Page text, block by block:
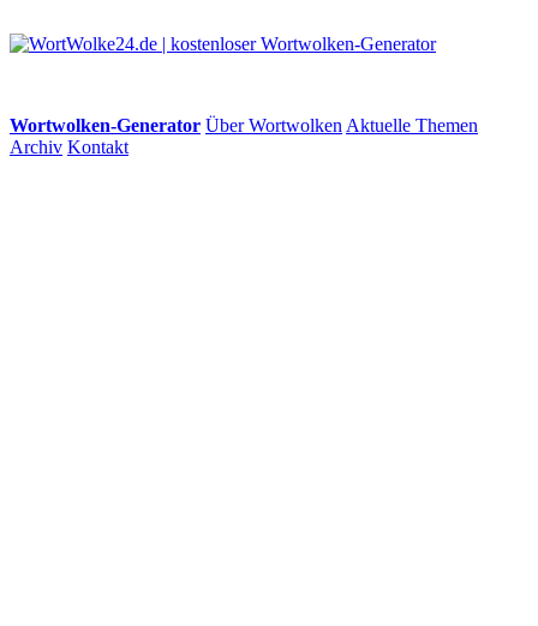
Wortwolken-Generator Über Wortwolken Aktuelle Themen
Archiv Kontakt